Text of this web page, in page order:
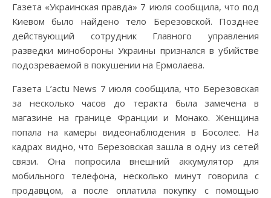
Газета «Украинская правда» 7 июля сообщила, что под
Киевом было найдено тело Березовской. Позднее
действующий сотрудник Главного управления
разведки минобороны Украины признался в убийстве
подозреваемой в покушении на Ермолаева.
Газета L’actu News 7 июля сообщила, что Березовская
за несколько часов до теракта была замечена в
магазине на границе Франции и Монако. Женщина
попала на камеры видеонаблюдения в Босолее. На
кадрах видно, что Березовская зашла в одну из сетей
связи. Она попросила внешний аккумулятор для
мобильного телефона, несколько минут говорила с
продавцом, а после оплатила покупку с помощью